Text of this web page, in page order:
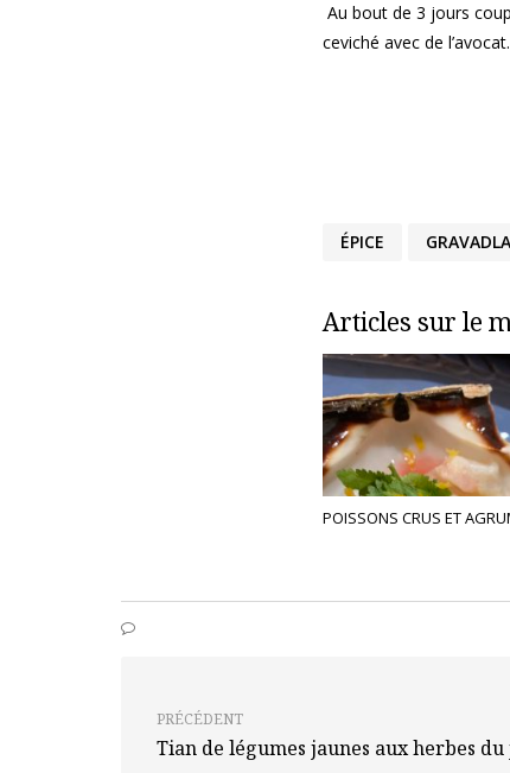
Au bout de 3 jours
ceviché avec de l’avocat.
ÉPICE
Articles sur le
POISSONS CRUS ET
PRÉCÉDENT
Tian de légumes jaunes aux herbes